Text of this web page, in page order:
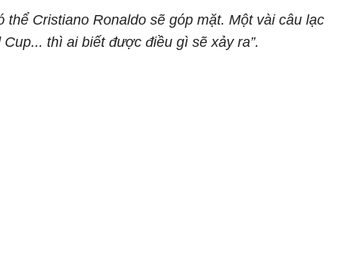
Cristiano Ronaldo sẽ góp mặt. Một vài câu lạc
thì ai biết được điều gì sẽ xảy ra”.